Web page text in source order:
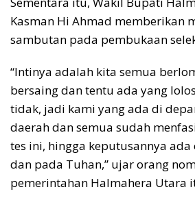
Kasman Hi Ahmad memberikan
sambutan pada pembukaan
“Intinya adalah kita semua
bersaing dan tentu ada yang
tidak, jadi kami yang ada di
daerah dan semua sudah
tes ini, hingga keputusannya
dan pada Tuhan,” ujar orang
pemerintahan Halmahera Utara